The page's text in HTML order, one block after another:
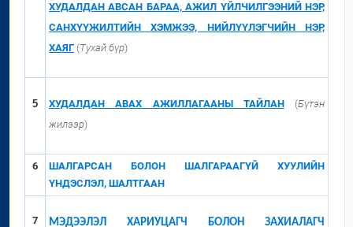
ХУДАЛДАН АВСАН БАРАА, АЖИЛ ҮЙЛЧИЛГЭЭНИЙ НЭР,
САНХҮҮЖИЛТИЙН ХЭМЖЭЭ, НИЙЛҮҮЛЭГЧИЙН НЭР,
ХАЯГ (Тухай бүр)
5 ХУДАЛДАН АВАХ АЖИЛЛАГААНЫ ТАЙЛАН(Бүтэн
жилээр)
6
ШАЛГАРСАН БОЛОН ШАЛГАРААГҮЙ ХУУЛИЙН
ҮНДЭСЛЭЛ, ШАЛТГААН
7
МЭДЭЭЛЭЛ ХАРИУЦАГЧ БОЛОН ЗАХИАЛАГЧ